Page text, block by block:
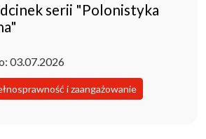
serii "Polonistyka
03.07.2026
i zaangażowanie